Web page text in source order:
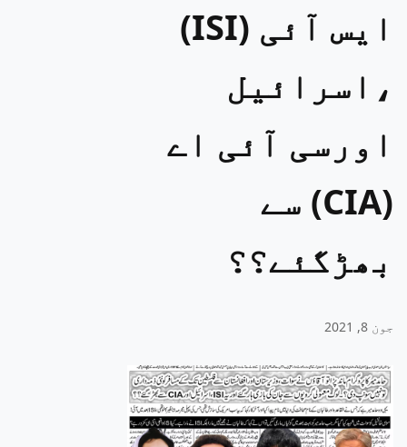
ایس آئی (ISI)
،اسرائیل
اورسی آئی اے
(CIA) سے
بھڑگئے؟؟
جون 8, 2021